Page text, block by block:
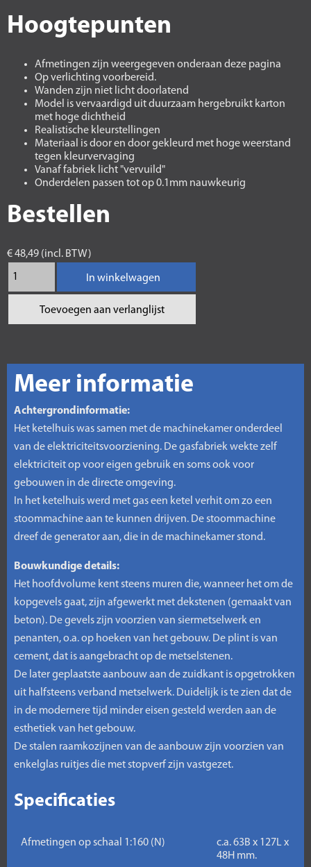
Hoogtepunten
Afmetingen zijn weergegeven onderaan deze pagina
Op verlichting voorbereid.
Wanden zijn niet licht doorlatend
Model is vervaardigd uit duurzaam hergebruikt karton
met hoge dichtheid
Realistische kleurstellingen
Materiaal is door en door gekleurd met hoge weerstand
tegen kleurvervaging
Vanaf fabriek licht "vervuild"
Onderdelen passen tot op 0.1mm nauwkeurig
Bestellen
€ 48,49 (incl. BTW)
In winkelwagen
Toevoegen aan verlanglijst
Meer informatie
Achtergrondinformatie:
Het ketelhuis was samen met de machinekamer onderdeel
van de elektriciteitsvoorziening. De gasfabriek wekte zelf
elektriciteit op voor eigen gebruik en soms ook voor
gebouwen in de directe omgeving.
In het ketelhuis werd met gas een ketel verhit om zo een
stoommachine aan te kunnen drijven. De stoommachine
dreef de generator aan, die in de machinekamer stond.
Bouwkundige details:
Het hoofdvolume kent steens muren die, wanneer het om de
kopgevels gaat, zijn afgewerkt met dekstenen (gemaakt van
beton). De gevels zijn voorzien van siermetselwerk en
penanten, o.a. op hoeken van het gebouw. De plint is van
cement, dat is aangebracht op de metselstenen.
De later geplaatste aanbouw aan de zuidkant is opgetrokken
uit halfsteens verband metselwerk. Duidelijk is te zien dat de
in de modernere tijd minder eisen gesteld werden aan de
esthetiek van het gebouw.
De stalen raamkozijnen van de aanbouw zijn voorzien van
enkelglas ruitjes die met stopverf zijn vastgezet.
Specificaties
Afmetingen op schaal 1:160 (N)
c.a. 63B x 127L x
48H mm.